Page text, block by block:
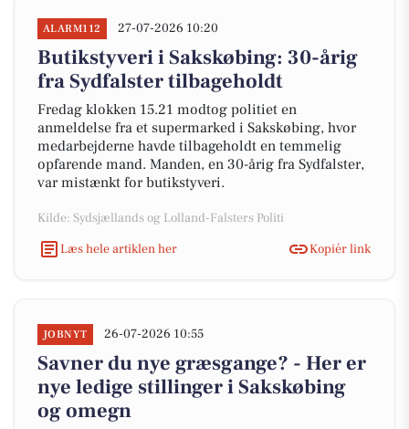
ALARM112 27-07-2026 10:20
Butikstyveri i Sakskøbing: 30-årig
fra Sydfalster tilbageholdt
Fredag klokken 15.21 modtog politiet en
anmeldelse fra et supermarked i Sakskøbing, hvor
medarbejderne havde tilbageholdt en temmelig
opfarende mand. Manden, en 30-årig fra Sydfalster,
var mistænkt for butikstyveri.
Kilde: Sydsjællands og Lolland-Falsters Politi
Læs hele artiklen her
Kopiér link
JOBNYT 26-07-2026 10:55
Savner du nye græsgange? - Her er
nye ledige stillinger i Sakskøbing
og omegn